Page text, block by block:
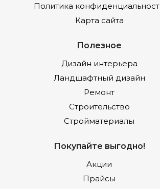
Политика
Карта сайта
Полезное
Дизайн интерьера
Ландшафтный дизайн
Ремонт
Строительство
Стройматериалы
Покупайте выгодно!
Акции
Прайсы